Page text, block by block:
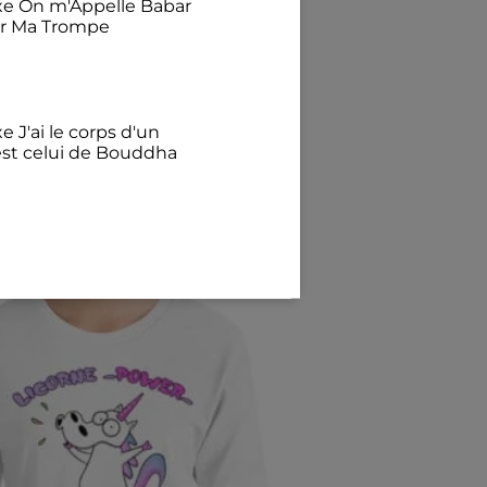
On m'Appelle Babar
Ma Trompe
J'ai le corps d'un
celui de Bouddha